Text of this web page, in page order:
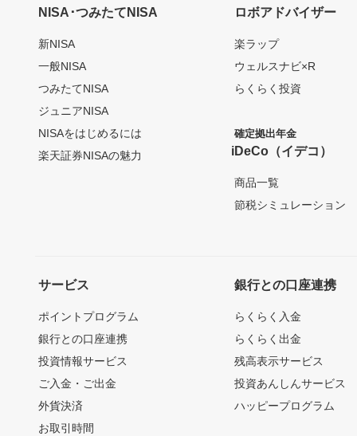
NISA･つみたてNISA
新NISA
一般NISA
つみたてNISA
ジュニアNISA
NISAをはじめるには
楽天証券NISAの魅力
ロボアドバイザー
楽ラップ
ウェルスナビ×R
らくらく投資
確定拠出年金
iDeCo（イデコ）
商品一覧
節税シミュレーション
サービス
ポイントプログラム
銀行との口座連携
投資情報サービス
ご入金・ご出金
外貨決済
お取引時間
銀行との口座連携
らくらく入金
らくらく出金
残高表示サービス
投資あんしんサービス
ハッピープログラム